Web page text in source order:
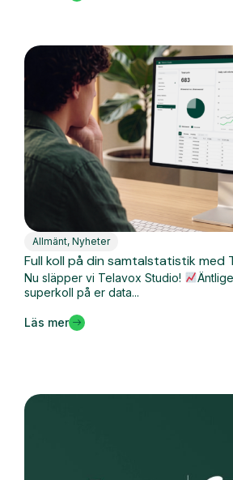
Allmänt, Nyheter
Full koll på din samtalstatistik med
Nu släpper vi Telavox Studio!
superkoll på er data...
Läs mer